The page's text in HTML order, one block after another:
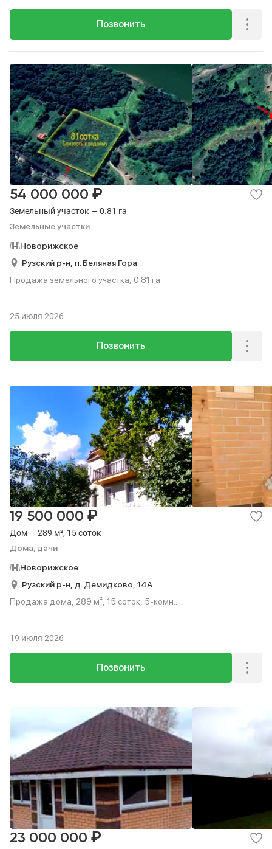
Позвонить
Земельный участок — 0.81 га
Земельные участки
54 000 000 ₽
Новорижское
Рузский р-н, п. Беляная Гора
Продажа земельного участка, 0.81 га.
Позвонить
25 июля 2026
Дом — 289 м², 15 соток
Дома, дачи
19 500 000 ₽
Новорижское
Рузский р-н, д. Демидково, 14А
Продажа дома, 289 м², 15 соток, 5-комн..
Позвонить
19 июля 2026
23 000 000 ₽